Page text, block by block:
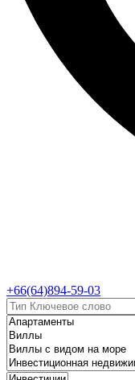
+66(64)894-59-03